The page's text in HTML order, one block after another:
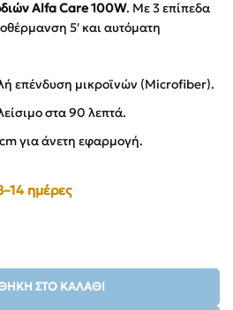
Alfa Care 100W. Με 3 επίπεδα
5′ και αυτόματη
επένδυση μικροϊνών (Microfiber).
στα 90 λεπτά.
για άνετη εφαρμογή.
ημέρες
ΣΤΟ ΚΑΛΆΘΙ